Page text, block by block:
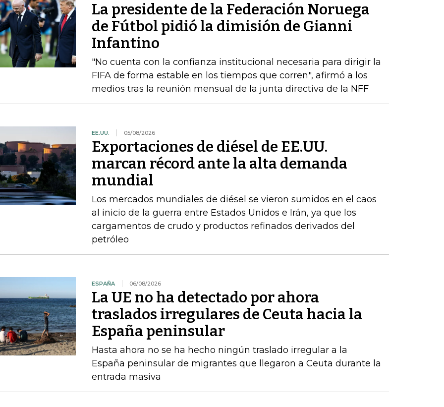
La presidente de la Federación Noruega
de Fútbol pidió la dimisión de Gianni
Infantino
"No cuenta con la confianza institucional necesaria para dirigir la
FIFA de forma estable en los tiempos que corren", afirmó a los
medios tras la reunión mensual de la junta directiva de la NFF
EE.UU. 05/08/2026
Exportaciones de diésel de EE.UU.
marcan récord ante la alta demanda
mundial
Los mercados mundiales de diésel se vieron sumidos en el caos
al inicio de la guerra entre Estados Unidos e Irán, ya que los
cargamentos de crudo y productos refinados derivados del
petróleo
ESPAÑA 06/08/2026
La UE no ha detectado por ahora
traslados irregulares de Ceuta hacia la
España peninsular
Hasta ahora no se ha hecho ningún traslado irregular a la
España peninsular de migrantes que llegaron a Ceuta durante la
entrada masiva